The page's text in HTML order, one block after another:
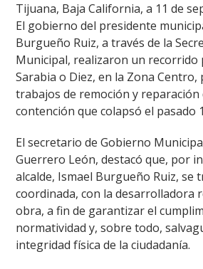
Tijuana, Baja California, a 11 de
El gobierno del presidente
Burgueño Ruiz, a través de la
Municipal, realizaron un recorrido
Sarabia o Diez, en la Zona
trabajos de remoción y reparación
contención que colapsó el pasado
El secretario de Gobierno
Guerrero León, destacó que, por
alcalde, Ismael Burgueño Ruiz, se
coordinada, con la desarrolladora
obra, a fin de garantizar el
normatividad y, sobre todo,
integridad física de la ciudadanía.